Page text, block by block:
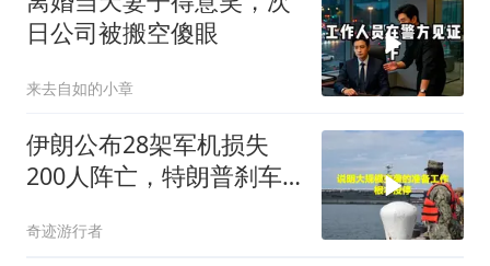
日公司被搬空傻眼
来去自如的小章
伊朗公布28架军机损失
200人阵亡，特朗普刹车
奇迹游行者